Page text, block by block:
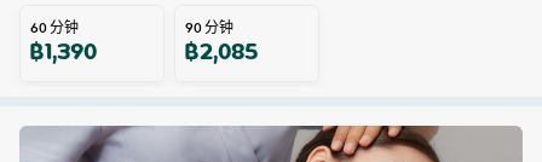
60分钟
฿1,390 90分钟
฿2,085